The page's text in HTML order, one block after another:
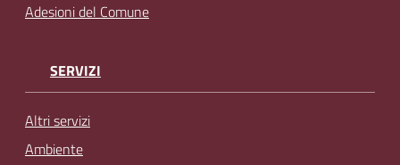
Adesioni del Comune
SERVIZI
Altri servizi
Ambiente